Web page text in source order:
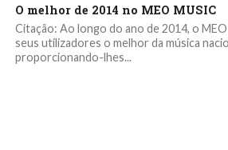
O melhor de 2014 no MEO MUSIC
Citação: Ao longo do ano de 2014, o
seus utilizadores o melhor da música
proporcionando-lhes...